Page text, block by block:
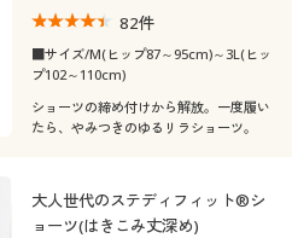
解除する
82件
■サイズ/M(ヒップ87～95cm)～3L(ヒッ
プ102～110cm)
ショーツの締め付けから解放。一度履い
たら、やみつきのゆるリラショーツ。
大人世代のステディフィット®シ
ョーツ(はきこみ丈深め)